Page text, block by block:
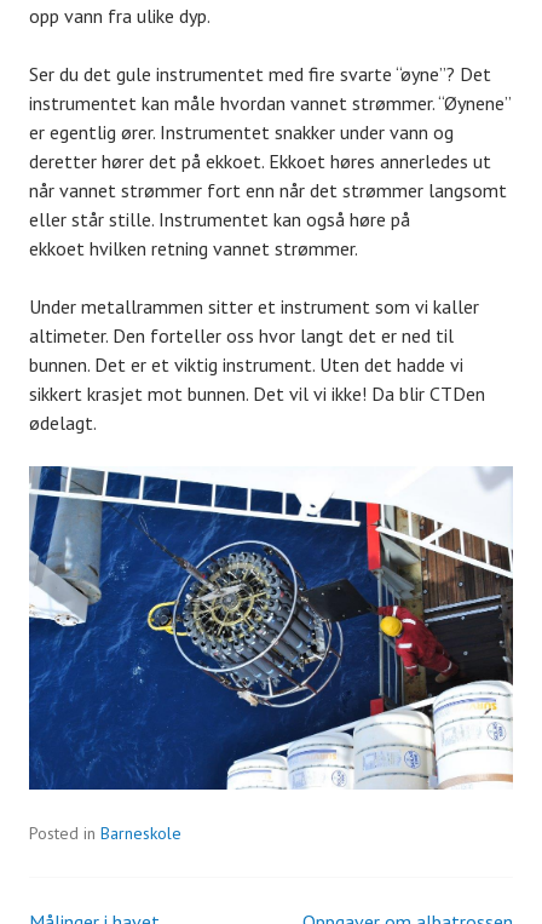
opp vann fra ulike dyp.
Ser du det gule instrumentet med fire svarte “øyne”? Det
instrumentet kan måle hvordan vannet strømmer. “Øynene”
er egentlig ører. Instrumentet snakker under vann og
deretter hører det på ekkoet. Ekkoet høres annerledes ut
når vannet strømmer fort enn når det strømmer langsomt
eller står stille. Instrumentet kan også høre på
ekkoet hvilken retning vannet strømmer.
Under metallrammen sitter et instrument som vi kaller
altimeter. Den forteller oss hvor langt det er ned til
bunnen. Det er et viktig instrument. Uten det hadde vi
sikkert krasjet mot bunnen. Det vil vi ikke! Da blir CTDen
ødelagt.
Posted in Barneskole